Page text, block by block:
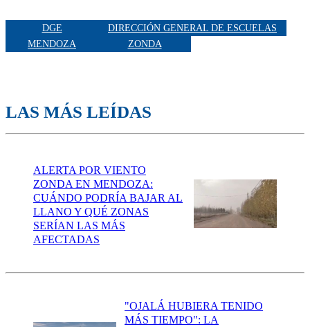
DGE
DIRECCIÓN GENERAL DE ESCUELAS
MENDOZA
ZONDA
LAS MÁS LEÍDAS
ALERTA POR VIENTO
ZONDA EN MENDOZA:
CUÁNDO PODRÍA BAJAR AL
LLANO Y QUÉ ZONAS
SERÍAN LAS MÁS
AFECTADAS
"OJALÁ HUBIERA TENIDO
MÁS TIEMPO": LA